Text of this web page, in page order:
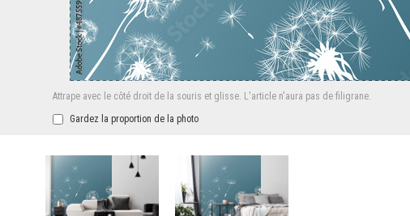
Attrape avec le côté droit de la souris et glisse. L'article n'aura pas de filigrane.
Gardez la proportion de la photo